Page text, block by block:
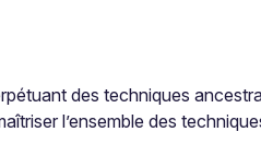
des techniques
l’ensemble des